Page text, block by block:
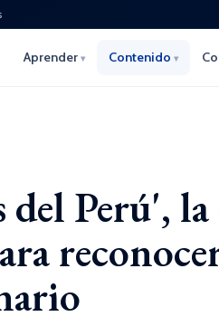
Aprender ▾ Contenido ▾
Perú',